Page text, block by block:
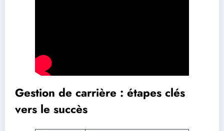
Gestion de carrière : étapes clés
vers le succès